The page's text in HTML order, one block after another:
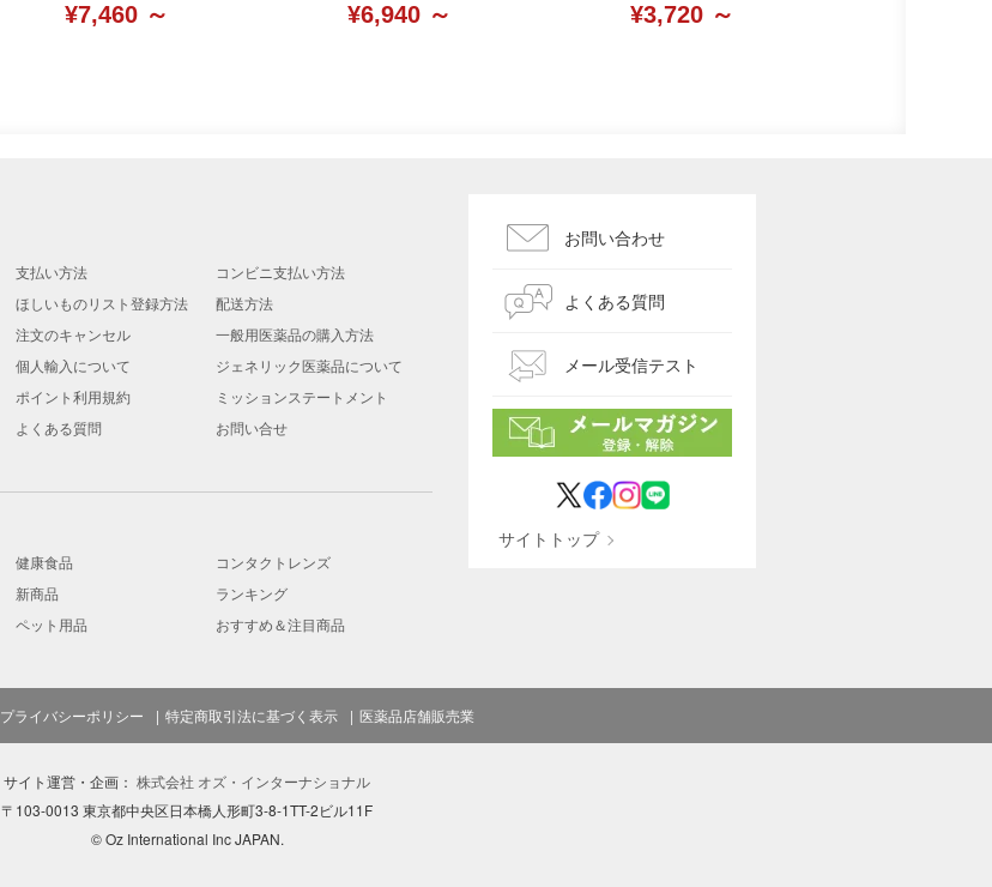
¥7,460 ～
¥6,940 ～
¥3,720 ～
支払い方法
コンビニ支払い方法
ほしいものリスト登録方法
配送方法
注文のキャンセル
一般用医薬品の購入方法
個人輸入について
ジェネリック医薬品について
ポイント利用規約
ミッションステートメント
よくある質問 お問い合せ
健康食品
コンタクトレンズ
新商品
ランキング
ペット用品 おすすめ＆注目商品
お問い合わせ
よくある質問
メール受信テスト
サイトトップ
プライバシーポリシー 特定商取引法に基づく表示 医薬品店舗販売業
サイト運営・企画： 株式会社 オズ・インターナショナル
〒103-0013 東京都中央区日本橋人形町3-8-1TT-2ビル11F
© Oz International Inc JAPAN.